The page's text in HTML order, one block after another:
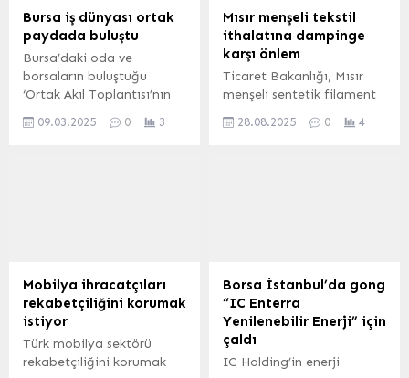
Bursa iş dünyası ortak
paydada buluştu
Bursa’daki oda ve
borsaların buluştuğu
‘Ortak Akıl Toplantısı’nın
Sanayi Odası’nın (BTSO)
09.03.2025 0 3
Mısır menşeli tekstil
ithalatına dampinge
karşı önlem
Ticaret Bakanlığı, Mısır
menşeli sentetik filament
mensucat ithalatına
yayıldı. ANKARA (İGFA) –
Ticaret Bakanlığı, Mısır
menşeli “sentetik filament
iplikten dokunmuş
mensucat (giyim için
olanlar)” ithalatına karşı
28.08.2025 0 4
Mobilya ihracatçıları
rekabetçiliğini korumak
istiyor
Türk mobilya sektörü
rekabetçiliğini korumak
Borsa İstanbul’da gong
“IC Enterra
Yenilenebilir Enerji” için
çaldı
IC Holding’in enerji